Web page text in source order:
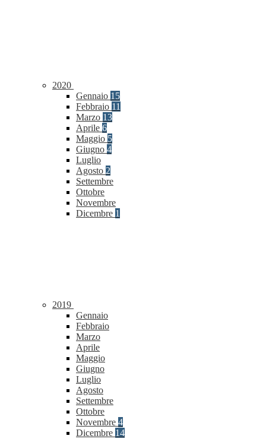
2020
Gennaio 15
Febbraio 11
Marzo 13
Aprile 6
Maggio 5
Giugno 4
Luglio
Agosto 2
Settembre
Ottobre
Novembre
Dicembre 1
2019
Gennaio
Febbraio
Marzo
Aprile
Maggio
Giugno
Luglio
Agosto
Settembre
Ottobre
Novembre 4
Dicembre 14